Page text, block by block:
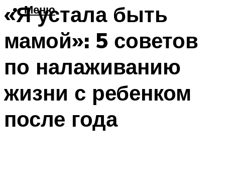
Меню
«Я устала быть
мамой»: 5 советов
по налаживанию
жизни с ребенком
после года